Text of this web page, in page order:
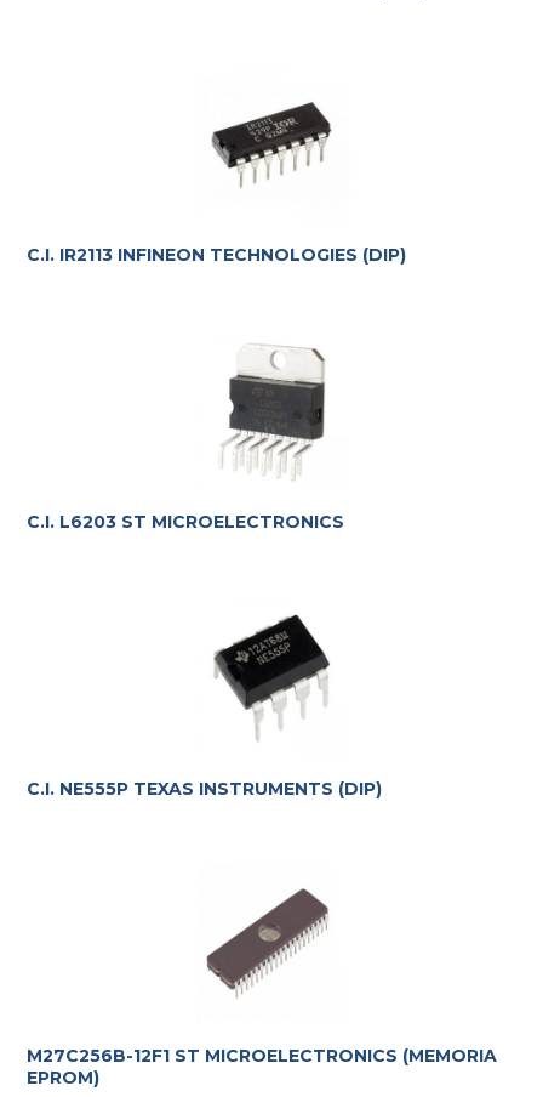
C.I. IR2113 INFINEON TECHNOLOGIES (DIP)
C.I. L6203 ST MICROELECTRONICS
C.I. NE555P TEXAS INSTRUMENTS (DIP)
M27C256B-12F1 ST MICROELECTRONICS (MEMORIA
EPROM)
Te ayudamos con la elección más adecuada
requerimientos.